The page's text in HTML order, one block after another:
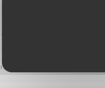
Hosté 2
Très bien. Personnel très